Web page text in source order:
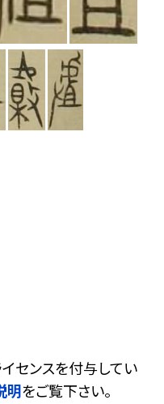
センスを付与してい
明をご覧下さい。